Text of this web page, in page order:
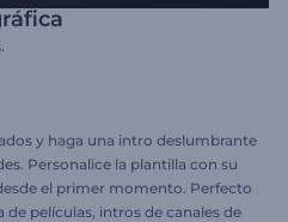
y haga una intro deslumbrante
Personalice la plantilla con su
el primer momento. Perfecto
de películas, intros de canales de